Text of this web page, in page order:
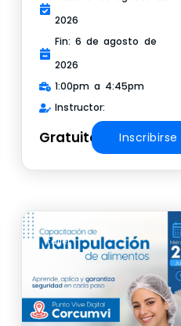
2026
Fin: 6 de agosto de
2026
1:00pm a 4:45pm
Instructor:
Gratuito Inscribirse
Taller